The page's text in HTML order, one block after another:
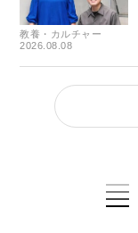
教養・カルチャー
2026.08.08